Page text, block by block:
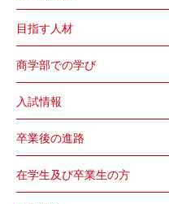
目指す人材
商学部での学び
入試情報
卒業後の進路
在学生及び卒業生の方